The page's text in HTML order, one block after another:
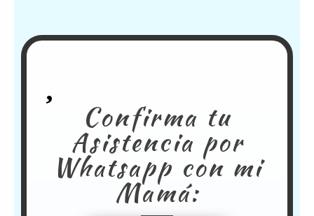
Confirma tu
Asistencia por
Whatsapp con mi
Mamá: